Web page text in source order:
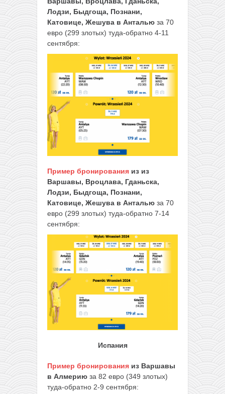
Лодзи, Быдгоща, Познани,
Катовице, Жешува в Анталью за 70
евро (299 злотых) туда-обратно 4-11
сентября:
Пример бронирования из из
Варшавы, Вроцлава, Гданьска,
Лодзи, Быдгоща, Познани,
Катовице, Жешува в Анталью за 70
евро (299 злотых) туда-обратно 7-14
сентября:
Испания
Пример бронирования из Варшавы
в Алмерию за 82 евро (349 злотых)
туда-обратно 2-9 сентября: